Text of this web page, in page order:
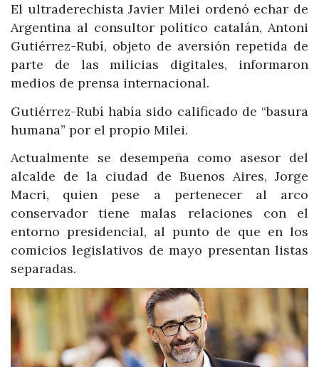
El ultraderechista Javier Milei ordenó echar de
Argentina al consultor político catalán, Antoni
Gutiérrez-Rubí, objeto de aversión repetida de
parte de las milicias digitales, informaron
medios de prensa internacional.
Gutiérrez-Rubí había sido calificado de “basura
humana” por el propio Milei.
Actualmente se desempeña como asesor del
alcalde de la ciudad de Buenos Aires, Jorge
Macri, quien pese a pertenecer al arco
conservador tiene malas relaciones con el
entorno presidencial, al punto de que en los
comicios legislativos de mayo presentan listas
separadas.